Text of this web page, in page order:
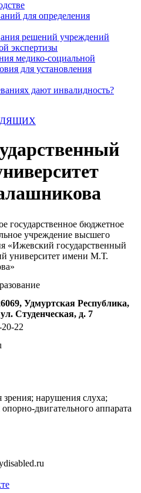
для определения
решений учреждений
экспертизы
медико-социальной
для установления
дают инвалидность?
государственное бюджетное
учреждение высшего
«Ижевский государственный
университет имени М.Т.
Удмуртская Республика,
Студенческая, д. 7
22
нарушения слуха;
двигательного аппарата